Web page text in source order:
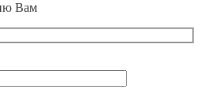
Вам